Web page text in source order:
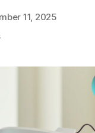
11, 2025
on
Kelamin: